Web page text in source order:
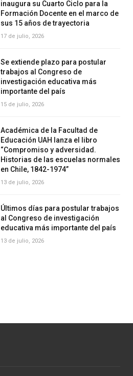
inaugura su Cuarto Ciclo para la
Formación Docente en el marco de
sus 15 años de trayectoria
17 de julio, 2026
Se extiende plazo para postular
trabajos al Congreso de
investigación educativa más
importante del país
15 de julio, 2026
Académica de la Facultad de
Educación UAH lanza el libro
“Compromiso y adversidad.
Historias de las escuelas normales
en Chile, 1842-1974”
13 de julio, 2026
Últimos días para postular trabajos
al Congreso de investigación
educativa más importante del país
13 de julio, 2026